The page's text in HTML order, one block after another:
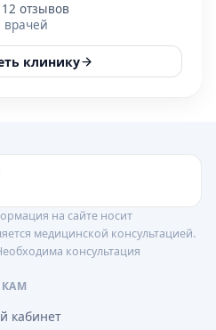
12 отзывов
врачей
клинику
на сайте носит
медицинской консультацией.
консультация
кабинет